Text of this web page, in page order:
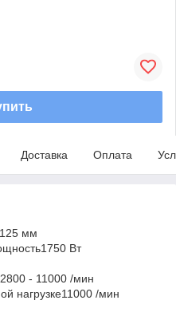
Доставка Оплата
мм
Вт
- 11000 /мин
нагрузке11000 /мин